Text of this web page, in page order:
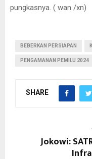
pungkasnya. ( wan /xn)
BEBERKAN PERSIAPAN
PENGAMANAN PEMILU 2024
SHARE
Jokowi: